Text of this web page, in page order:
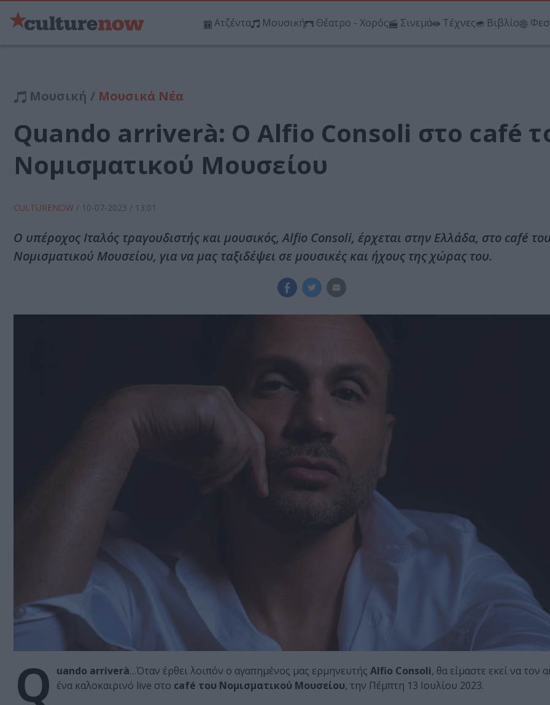
Ατζέντα Μουσική Θέατρο - Χορός Σινεμά Τέχνες Βιβλίο
Μουσική / Μουσικά Νέα
Quando arriverà: Ο Alfio Consoli στο café
Νομισματικού Μουσείου
CULTURENOW / 10-07-2023 / 13:01
Ο υπέροχος Ιταλός τραγουδιστής και μουσικός, Alfio Consoli, έρχεται στην Ελλάδα, στο café του
Νομισματικού Μουσείου, για να μας ταξιδέψει σε μουσικές και ήχους της χώρας του.
Q uando arriverà…Όταν έρθει λοιπόν ο αγαπημένος μας ερμηνευτής Alfio Consoli, θα είμαστε εκεί να τον
ένα καλοκαιρινό live στο café του Νομισματικού Μουσείου, την Πέμπτη 13 Ιουλίου 2023.